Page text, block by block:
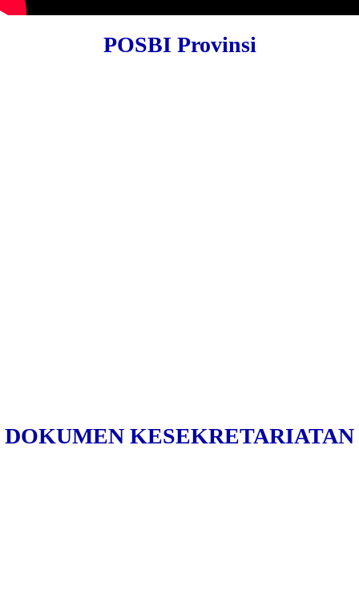
POSBI Provinsi
DOKUMEN KESEKRETARIATAN